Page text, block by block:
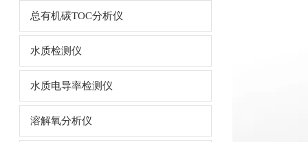
总有机碳TOC分析仪
水质检测仪
水质电导率检测仪
溶解氧分析仪